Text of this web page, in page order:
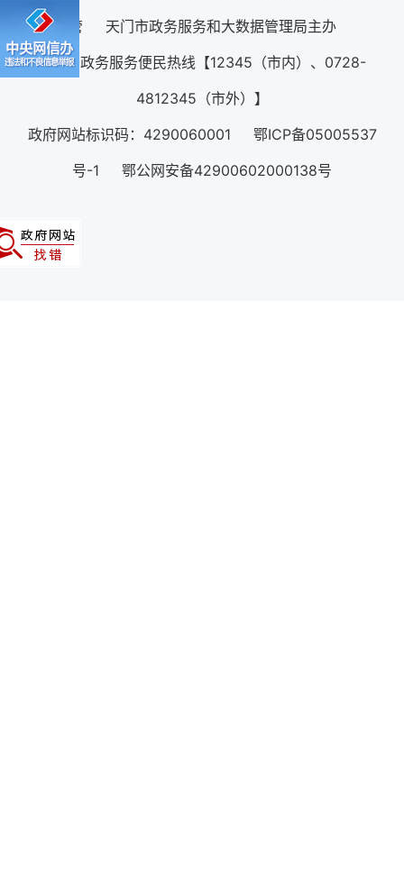
管 天门市政务服务和大数据管理局主办
12345政务服务便民热线【12345（市内）、0728-
4812345（市外）】
政府网站标识码：4290060001 鄂ICP备05005537
号-1 鄂公网安备42900602000138号